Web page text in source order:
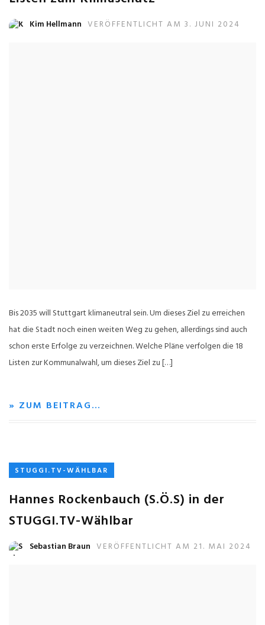
Kim Hellmann VERÖFFENTLICHT AM 3. JUNI 2024
Bis 2035 will Stuttgart klimaneutral sein. Um dieses Ziel zu erreichen
hat die Stadt noch einen weiten Weg zu gehen, allerdings sind auch
schon erste Erfolge zu verzeichnen. Welche Pläne verfolgen die 18
Listen zur Kommunalwahl, um dieses Ziel zu […]
» ZUM BEITRAG…
STUGGI.TV-WÄHLBAR
Hannes Rockenbauch (S.Ö.S) in der
STUGGI.TV-Wählbar
Sebastian Braun VERÖFFENTLICHT AM 21. MAI 2024